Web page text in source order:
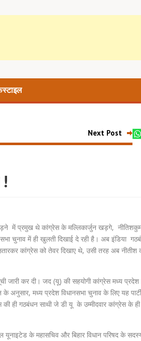
Next Post
में प्रमुख थे कांग्रेस के मल्लिकार्जुन खड़गे,
चुनाव में ही खुलती दिखाई दे रही है। अब इंडिया
कांग्रेस को तेवर दिखाए थे, उसी तरह अब नीतीश
जारी कर दी। जद (यू) की सहयोगी कांग्रेस मध्य प्रदेश
अनुसार, मध्य प्रदेश विधानसभा चुनाव के लिए यह
ही गठबंधन साथी जे डी यू के उम्मीदवार कांग्रेस के
यूनाइटेड के महासचिव और बिहार विधान परिषद के